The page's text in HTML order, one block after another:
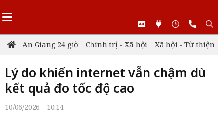
An Giang 24 giờ Chính trị - Xã hội Xã hội - Từ thiện
Lý do khiến internet vẫn chậm dù
kết quả đo tốc độ cao
10/06/2026 - 10:14